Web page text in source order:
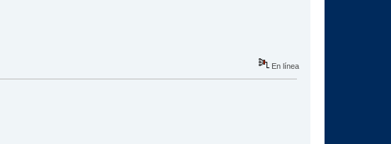
En línea